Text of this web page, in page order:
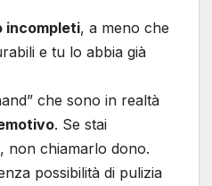
incompleti, a meno che
e tu lo abbia già
che sono in realtà
. Se stai
non chiamarlo dono.
possibilità di pulizia